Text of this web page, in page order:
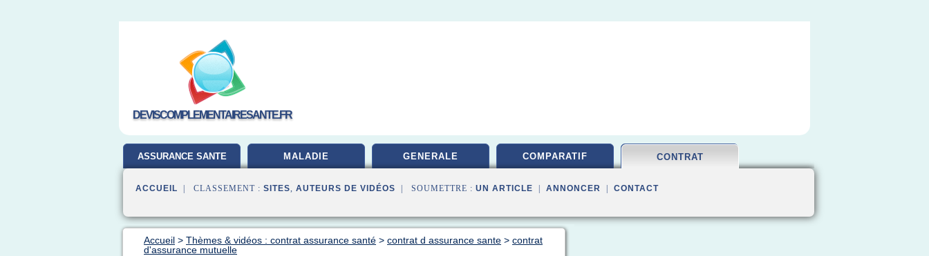
DEVISCOMPLEMENTAIRESANTE.FR
ASSURANCE SANTE MALADIE GENERALE COMPARATIF CONTRAT
ACCUEIL | CLASSEMENT : SITES, AUTEURS DE VIDÉOS | SOUMETTRE : UN ARTICLE ANNONCER CONTACT
Accueil > Thèmes & vidéos : contrat assurance santé > contrat d assurance sante > contrat
d'assurance mutuelle